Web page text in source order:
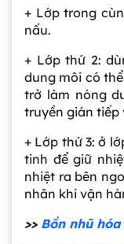
+ Lớp trong
nấu.
+ Lớp thứ 2:
dung môi có
trở làm nóng
truyền gián tiếp
+ Lớp thứ 3: ở
tinh để giữ
nhiệt ra bên
nhân khi vận
>> Bồn nhũ